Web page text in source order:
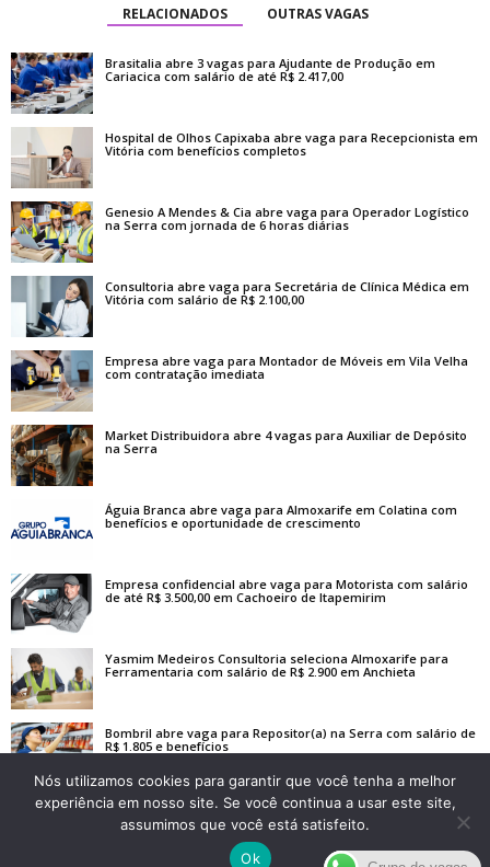
RELACIONADOS OUTRAS VAGAS
Brasitalia abre 3 vagas para Ajudante de Produção em
Cariacica com salário de até R$ 2.417,00
Hospital de Olhos Capixaba abre vaga para Recepcionista em
Vitória com benefícios completos
Genesio A Mendes & Cia abre vaga para Operador Logístico
na Serra com jornada de 6 horas diárias
Consultoria abre vaga para Secretária de Clínica Médica em
Vitória com salário de R$ 2.100,00
Empresa abre vaga para Montador de Móveis em Vila Velha
com contratação imediata
Market Distribuidora abre 4 vagas para Auxiliar de Depósito
na Serra
Águia Branca abre vaga para Almoxarife em Colatina com
benefícios e oportunidade de crescimento
Empresa confidencial abre vaga para Motorista com salário
de até R$ 3.500,00 em Cachoeiro de Itapemirim
Yasmim Medeiros Consultoria seleciona Almoxarife para
Ferramentaria com salário de R$ 2.900 em Anchieta
Bombril abre vaga para Repositor(a) na Serra com salário de
R$ 1.805 e benefícios
Nós utilizamos cookies para garantir que você tenha a melhor
experiência em nosso site. Se você continua a usar este site,
assumimos que você está satisfeito.
Ok